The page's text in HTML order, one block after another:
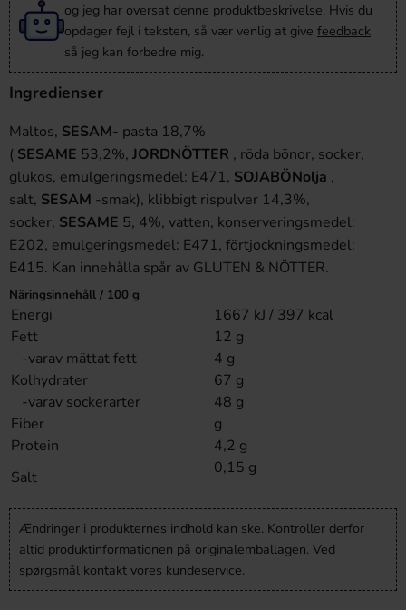
og jeg har oversat denne produktbeskrivelse. Hvis du
opdager fejl i teksten, så vær venlig at give feedback
så jeg kan forbedre mig.
Ingredienser
Maltos, SESAM- pasta 18,7%
( SESAME 53,2%, JORDNÖTTER , röda bönor, socker,
glukos, emulgeringsmedel: E471, SOJABÖNolja ,
salt, SESAM -smak), klibbigt rispulver 14,3%,
socker, SESAME 5, 4%, vatten, konserveringsmedel:
E202, emulgeringsmedel: E471, förtjockningsmedel:
E415. Kan innehålla spår av GLUTEN & NÖTTER.
Näringsinnehåll / 100 g
Energi
1667 kJ / 397 kcal
Fett
12 g
-varav mättat fett
4 g
Kolhydrater
67 g
-varav sockerarter
48 g
Fiber
g
Protein
4,2 g
Salt
0,15 g
Ændringer i produkternes indhold kan ske. Kontroller derfor
altid produktinformationen på originalemballagen. Ved
spørgsmål kontakt vores kundeservice.